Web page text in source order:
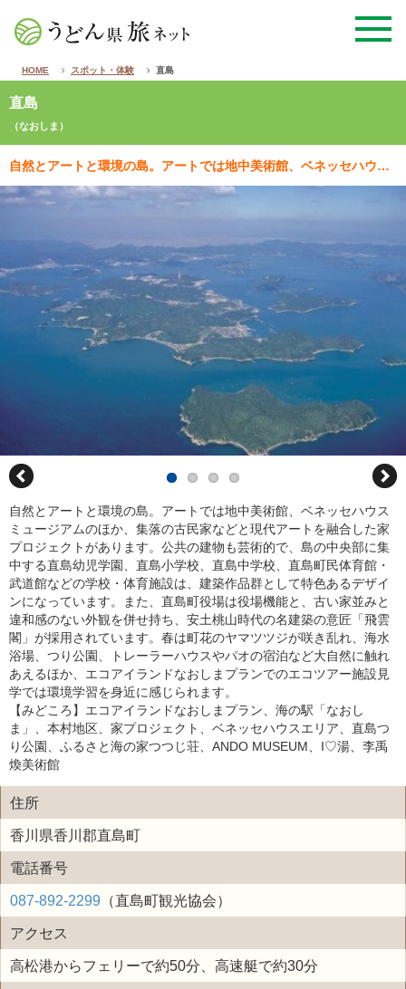
HOME スポット・体験 直島
直島
（なおしま）
自然とアートと環境の島。アートでは地中美術館、ベネッセハウスミュージアムのほか、集落の古民家などと現…
自然とアートと環境の島。アートでは地中美術館、ベネッセハウス
ミュージアムのほか、集落の古民家などと現代アートを融合した家
プロジェクトがあります。公共の建物も芸術的で、島の中央部に集
中する直島幼児学園、直島小学校、直島中学校、直島町民体育館・
武道館などの学校・体育施設は、建築作品群として特色あるデザイ
ンになっています。また、直島町役場は役場機能と、古い家並みと
違和感のない外観を併せ持ち、安土桃山時代の名建築の意匠「飛雲
閣」が採用されています。春は町花のヤマツツジが咲き乱れ、海水
浴場、つり公園、トレーラーハウスやパオの宿泊など大自然に触れ
あえるほか、エコアイランドなおしまプランでのエコツアー施設見
学では環境学習を身近に感じられます。
【みどころ】エコアイランドなおしまプラン、海の駅「なおし
ま」、本村地区、家プロジェクト、ベネッセハウスエリア、直島つ
り公園、ふるさと海の家つつじ荘、ANDO MUSEUM、I♡湯、李禹
煥美術館
住所
香川県香川郡直島町
電話番号
087-892-2299 （直島町観光協会）
アクセス
高松港からフェリーで約50分、高速艇で約30分